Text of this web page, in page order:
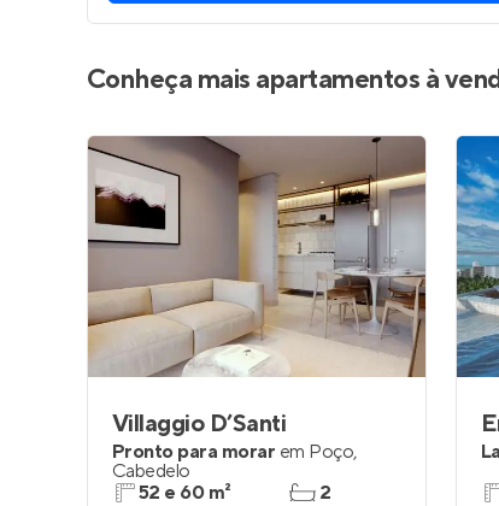
Conheça mais apartamentos à
Villaggio D’Santi
Pronto para morar em Poço,
Cabedelo
52 e 60 m²
2